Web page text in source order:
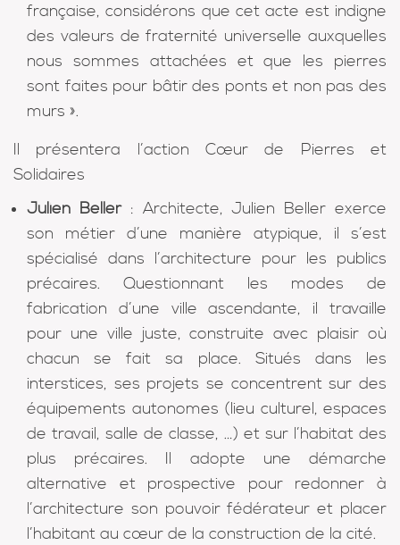
française, considérons que cet acte est indigne
des valeurs de fraternité universelle auxquelles
nous sommes attachées et que les pierres
sont faites pour bâtir des ponts et non pas des
murs ».
Il présentera l’action Cœur de Pierres et
Solidaires
Julien Beller : Architecte, Julien Beller exerce
son métier d’une manière atypique, il s’est
spécialisé dans l’architecture pour les publics
précaires. Questionnant les modes de
fabrication d’une ville ascendante, il travaille
pour une ville juste, construite avec plaisir où
chacun se fait sa place. Situés dans les
interstices, ses projets se concentrent sur des
équipements autonomes (lieu culturel, espaces
de travail, salle de classe, …) et sur l’habitat des
plus précaires. Il adopte une démarche
alternative et prospective pour redonner à
l’architecture son pouvoir fédérateur et placer
l’habitant au cœur de la construction de la cité.